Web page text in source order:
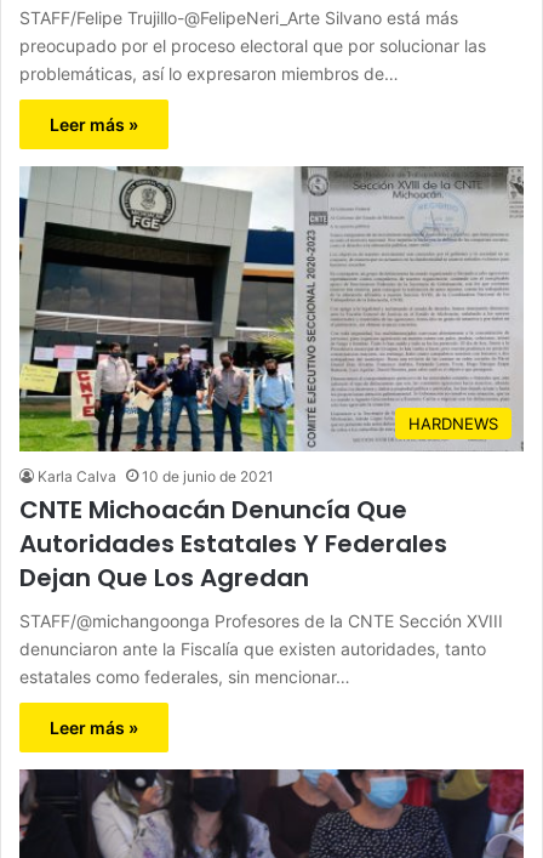
STAFF/Felipe Trujillo-@FelipeNeri_Arte Silvano está más
preocupado por el proceso electoral que por solucionar las
problemáticas, así lo expresaron miembros de…
Leer más »
HARDNEWS
Karla Calva 10 de junio de 2021
CNTE Michoacán Denuncía Que
Autoridades Estatales Y Federales
Dejan Que Los Agredan
STAFF/@michangoonga Profesores de la CNTE Sección XVIII
denunciaron ante la Fiscalía que existen autoridades, tanto
estatales como federales, sin mencionar…
Leer más »